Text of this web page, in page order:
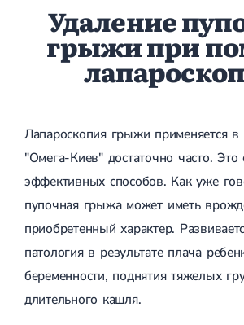
Удаление
грыжи при
Лапароскопия грыжи применяется в
"Омега-Киев" достаточно часто.
эффективных способов. Как уже
пупочная грыжа может иметь
приобретенный характер.
патология в результате плача
беременности, поднятия тяжелых
длительного кашля.